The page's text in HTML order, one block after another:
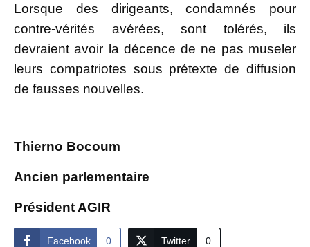
Lorsque des dirigeants, condamnés pour
contre-vérités avérées, sont tolérés, ils
devraient avoir la décence de ne pas museler
leurs compatriotes sous prétexte de diffusion
de fausses nouvelles.
Thierno Bocoum
Ancien parlementaire
Président AGIR
Facebook 0 Twitter 0